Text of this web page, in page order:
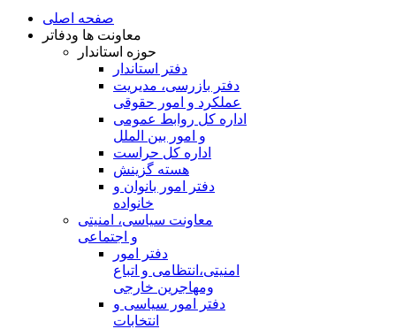
صفحه اصلی
معاونت ها ودفاتر
حوزه استاندار
دفتر استاندار
دفتر بازرسی، مدیریت
عملکرد و امور حقوقی
اداره کل روابط عمومی
و امور بین الملل
اداره کل حراست
هسته گزینش
دفتر امور بانوان و
خانواده
معاونت سیاسی، امنیتی
و اجتماعی
دفتر امور
امنيتی،انتظامی و اتباع
ومهاجرین خارجی
دفتر امور سیاسی و
انتخابات